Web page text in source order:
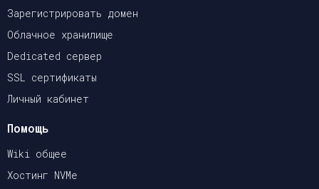
Зарегистрировать домен
Облачное хранилище
Dedicated сервер
SSL сертификаты
Личный кабинет
Помощь
Wiki общее
Хостинг NVMe